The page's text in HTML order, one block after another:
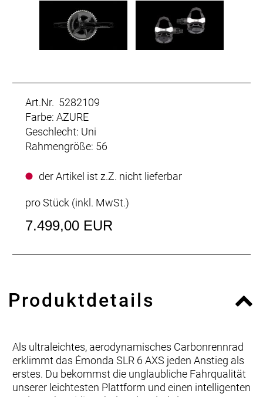
Art.Nr. 5282109
Farbe: AZURE
Geschlecht: Uni
Rahmengröße: 56
der Artikel ist z.Z. nicht lieferbar
pro Stück (inkl. MwSt.)
7.499,00 EUR
Produktdetails
Als ultraleichtes, aerodynamisches Carbonrennrad
erklimmt das Émonda SLR 6 AXS jeden Anstieg als
erstes. Du bekommst die unglaubliche Fahrqualität
unserer leichtesten Plattform und einen intelligenten